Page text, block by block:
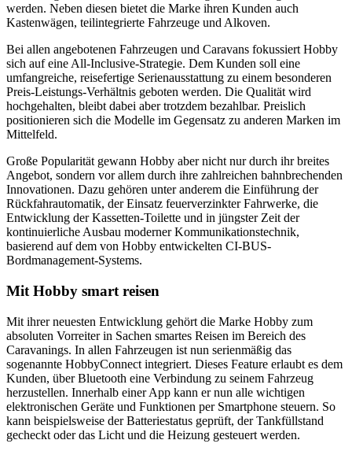
werden. Neben diesen bietet die Marke ihren Kunden auch
Kastenwägen, teilintegrierte Fahrzeuge und Alkoven.
Bei allen angebotenen Fahrzeugen und Caravans fokussiert Hobby
sich auf eine All-Inclusive-Strategie. Dem Kunden soll eine
umfangreiche, reisefertige Serienausstattung zu einem besonderen
Preis-Leistungs-Verhältnis geboten werden. Die Qualität wird
hochgehalten, bleibt dabei aber trotzdem bezahlbar. Preislich
positionieren sich die Modelle im Gegensatz zu anderen Marken im
Mittelfeld.
Große Popularität gewann Hobby aber nicht nur durch ihr breites
Angebot, sondern vor allem durch ihre zahlreichen bahnbrechenden
Innovationen. Dazu gehören unter anderem die Einführung der
Rückfahrautomatik, der Einsatz feuerverzinkter Fahrwerke, die
Entwicklung der Kassetten-Toilette und in jüngster Zeit der
kontinuierliche Ausbau moderner Kommunikationstechnik,
basierend auf dem von Hobby entwickelten CI-BUS-
Bordmanagement-Systems.
Mit Hobby smart reisen
Mit ihrer neuesten Entwicklung gehört die Marke Hobby zum
absoluten Vorreiter in Sachen smartes Reisen im Bereich des
Caravanings. In allen Fahrzeugen ist nun serienmäßig das
sogenannte HobbyConnect integriert. Dieses Feature erlaubt es dem
Kunden, über Bluetooth eine Verbindung zu seinem Fahrzeug
herzustellen. Innerhalb einer App kann er nun alle wichtigen
elektronischen Geräte und Funktionen per Smartphone steuern. So
kann beispielsweise der Batteriestatus geprüft, der Tankfüllstand
gecheckt oder das Licht und die Heizung gesteuert werden.